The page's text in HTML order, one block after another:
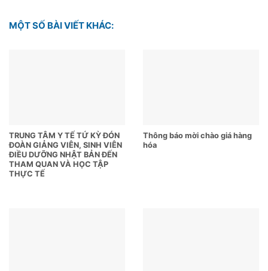
MỘT SỐ BÀI VIẾT KHÁC:
TRUNG TÂM Y TẾ TỨ KỲ ĐÓN
ĐOÀN GIẢNG VIÊN, SINH VIÊN
ĐIỀU DƯỠNG NHẬT BẢN ĐẾN
THAM QUAN VÀ HỌC TẬP
THỰC TẾ
Thông báo mời chào giá hàng
hóa